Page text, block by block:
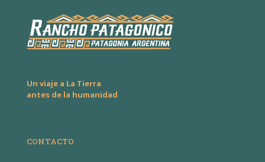
Un viaje a La Tierra
antes de la humanidad
CONTACTO